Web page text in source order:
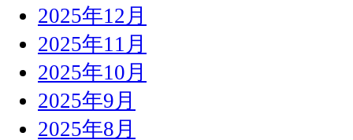
2025年12月
2025年11月
2025年10月
2025年9月
2025年8月